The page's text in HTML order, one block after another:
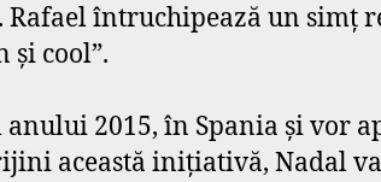
. Rafael întruchipează un simţ
cool”.
2015, în Spania şi vor
această iniţiativă, Nadal